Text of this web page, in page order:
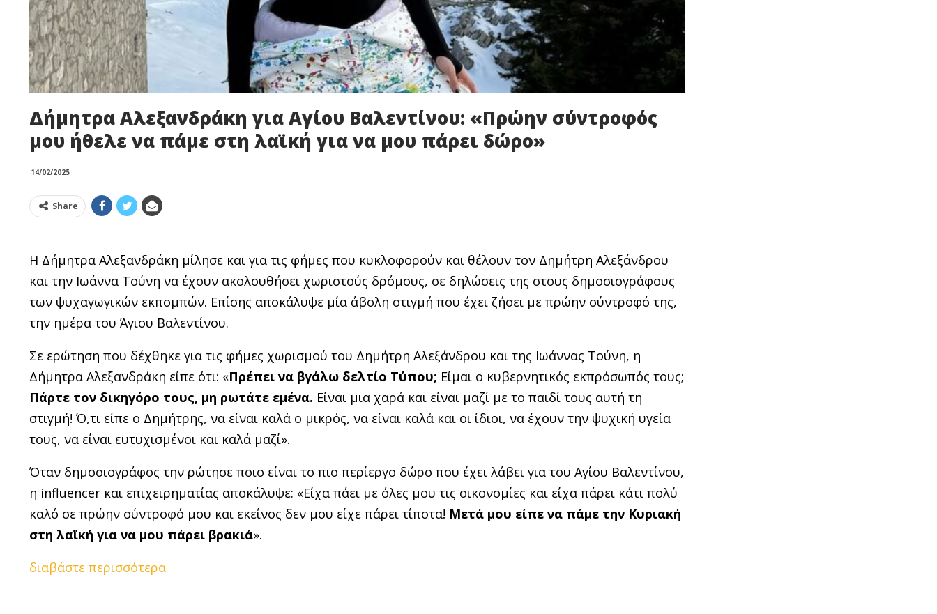
Δήμητρα Αλεξανδράκη για Αγίου Βαλεντίνου: «Πρώην σύντροφός
μου ήθελε να πάμε στη λαϊκή για να μου πάρει δώρο»
14/02/2025
Share
Η Δήμητρα Αλεξανδράκη μίλησε και για τις φήμες που κυκλοφορούν και θέλουν τον Δημήτρη Αλεξάνδρου
και την Ιωάννα Τούνη να έχουν ακολουθήσει χωριστούς δρόμους, σε δηλώσεις της στους δημοσιογράφους
των ψυχαγωγικών εκπομπών. Επίσης αποκάλυψε μία άβολη στιγμή που έχει ζήσει με πρώην σύντροφό της,
την ημέρα του Άγιου Βαλεντίνου.
Σε ερώτηση που δέχθηκε για τις φήμες χωρισμού του Δημήτρη Αλεξάνδρου και της Ιωάννας Τούνη, η
Δήμητρα Αλεξανδράκη είπε ότι: «Πρέπει να βγάλω δελτίο Τύπου; Είμαι ο κυβερνητικός εκπρόσωπός τους;
Πάρτε τον δικηγόρο τους, μη ρωτάτε εμένα. Είναι μια χαρά και είναι μαζί με το παιδί τους αυτή τη
στιγμή! Ό,τι είπε ο Δημήτρης, να είναι καλά ο μικρός, να είναι καλά και οι ίδιοι, να έχουν την ψυχική υγεία
τους, να είναι ευτυχισμένοι και καλά μαζί».
Όταν δημοσιογράφος την ρώτησε ποιο είναι το πιο περίεργο δώρο που έχει λάβει για του Αγίου Βαλεντίνου,
η influencer και επιχειρηματίας αποκάλυψε: «Είχα πάει με όλες μου τις οικονομίες και είχα πάρει κάτι πολύ
καλό σε πρώην σύντροφό μου και εκείνος δεν μου είχε πάρει τίποτα! Μετά μου είπε να πάμε την Κυριακή
στη λαϊκή για να μου πάρει βρακιά».
διαβάστε περισσότερα